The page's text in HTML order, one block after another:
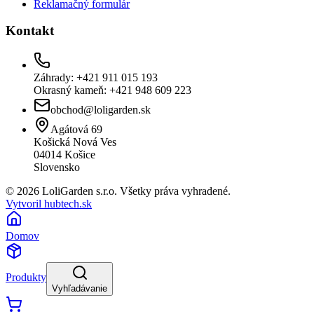
Reklamačný formulár
Kontakt
Záhrady: +421 911 015 193
Okrasný kameň: +421 948 609 223
obchod@loligarden.sk
Agátová 69
Košická Nová Ves
04014 Košice
Slovensko
© 2026 LoliGarden s.r.o. Všetky práva vyhradené.
Vytvoril hubtech.sk
Domov
Produkty
Vyhľadávanie